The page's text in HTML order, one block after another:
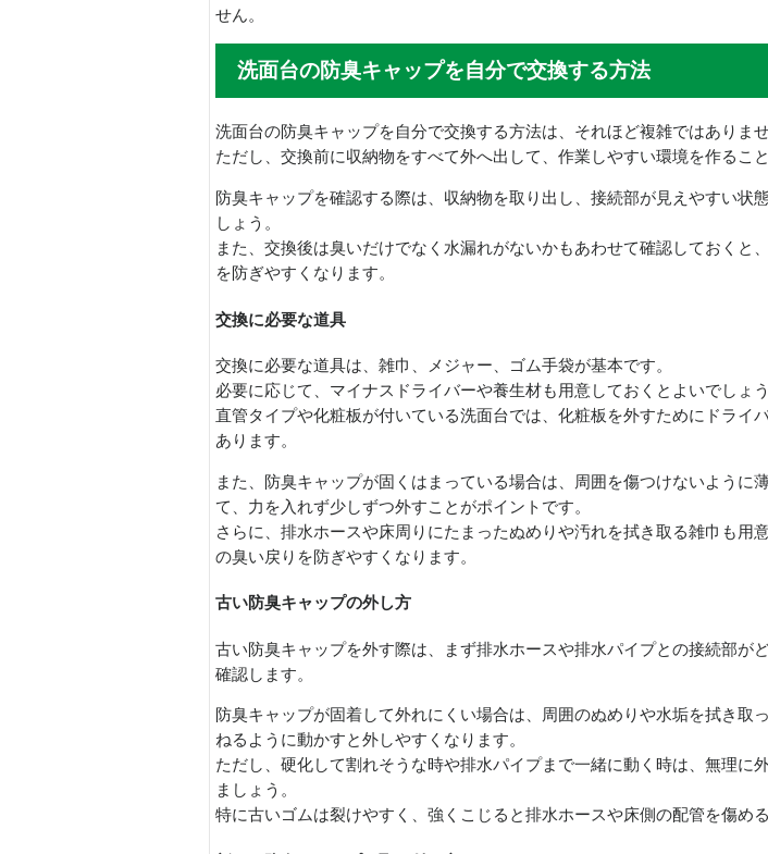
せん。
洗面台の防臭キャップを自分で交換する方法
洗面台の防臭キャップを自分で交換する方法は、それほど複雑ではありませ
ただし、交換前に収納物をすべて外へ出して、作業しやすい環境を作ること
防臭キャップを確認する際は、収納物を取り出し、接続部が見えやすい状
しょう。
また、交換後は臭いだけでなく水漏れがないかもあわせて確認しておくと
を防ぎやすくなります。
交換に必要な道具
交換に必要な道具は、雑巾、メジャー、ゴム手袋が基本です。
必要に応じて、マイナスドライバーや養生材も用意しておくとよいでしょう
直管タイプや化粧板が付いている洗面台では、化粧板を外すためにドライ
あります。
また、防臭キャップが固くはまっている場合は、周囲を傷つけないように
て、力を入れず少しずつ外すことがポイントです。
さらに、排水ホースや床周りにたまったぬめりや汚れを拭き取る雑巾も用
の臭い戻りを防ぎやすくなります。
古い防臭キャップの外し方
古い防臭キャップを外す際は、まず排水ホースや排水パイプとの接続部が
確認します。
防臭キャップが固着して外れにくい場合は、周囲のぬめりや水垢を拭き取
ねるように動かすと外しやすくなります。
ただし、硬化して割れそうな時や排水パイプまで一緒に動く時は、無理に
ましょう。
特に古いゴムは裂けやすく、強くこじると排水ホースや床側の配管を傷め